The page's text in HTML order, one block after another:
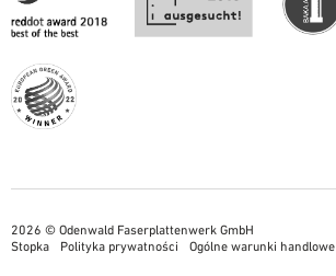
2026 © Odenwald Faserplattenwerk GmbH
Stopka
Polityka prywatności Ogólne warunki handlowe